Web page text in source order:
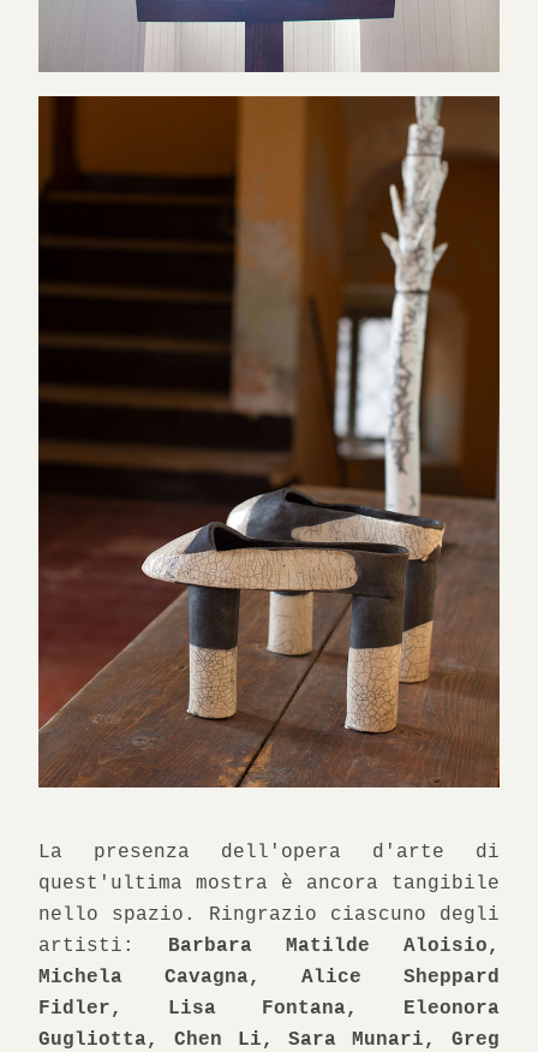
La presenza dell'opera d'arte di
quest'ultima mostra è ancora tangibile
nello spazio. Ringrazio ciascuno degli
artisti: Barbara Matilde Aloisio,
Michela Cavagna, Alice Sheppard
Fidler, Lisa Fontana, Eleonora
Gugliotta, Chen Li, Sara Munari, Greg